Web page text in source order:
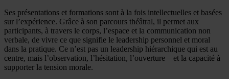
Ses présentations et formations sont à la fois intellectuelles et basées
sur l’expérience. Grâce à son parcours théâtral, il permet aux
participants, à travers le corps, l’espace et la communication non
verbale, de vivre ce que signifie le leadership personnel et moral
dans la pratique. Ce n’est pas un leadership hiérarchique qui est au
centre, mais l’observation, l’hésitation, l’ouverture – et la capacité à
supporter la tension morale.